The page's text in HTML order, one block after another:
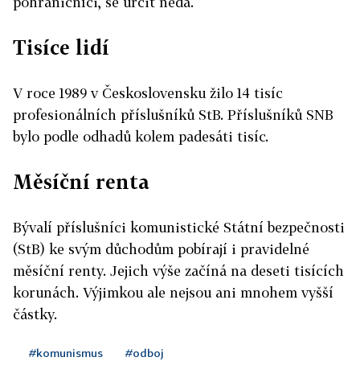
Tisíce lidí
V roce 1989 v Československu žilo 14 tisíc
profesionálních příslušníků StB. Příslušníků SNB
bylo podle odhadů kolem padesáti tisíc.
Měsíční renta
Bývalí příslušníci komunistické Státní bezpečnosti
(StB) ke svým důchodům pobírají i pravidelné
měsíční renty. Jejich výše začíná na deseti tisících
korunách. Výjimkou ale nejsou ani mnohem vyšší
částky.
#komunismus #odboj